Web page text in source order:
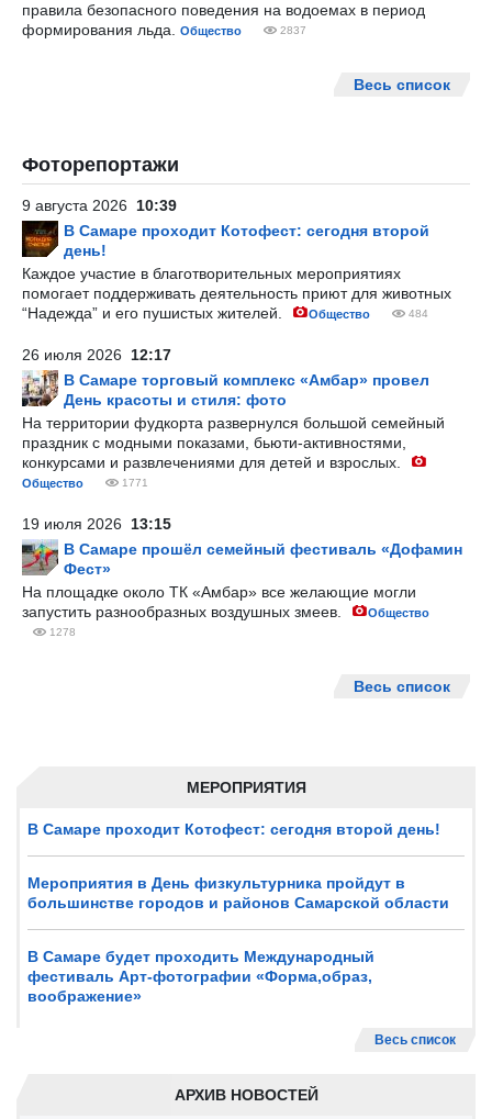
МЕРОПРИЯТИЯ
В Самаре проходит Котофест: сегодня второй день!
Мероприятия в День физкультурника пройдут в
большинстве городов и районов Самарской области
В Самаре будет проходить Международный
фестиваль Арт-фотографии «Форма,образ,
воображение»
Весь список
АРХИВ НОВОСТЕЙ
правила безопасного поведения на водоемах в период
формирования льда.
Общество 2837
Весь список
Фоторепортажи
9 августа 2026 10:39
В Самаре проходит Котофест: сегодня второй
день!
Каждое участие в благотворительных мероприятиях
помогает поддерживать деятельность приют для животных
“Надежда” и его пушистых жителей.
Общество 484
26 июля 2026 12:17
В Самаре торговый комплекс «Амбар» провел
День красоты и стиля: фото
На территории фудкорта развернулся большой семейный
праздник с модными показами, бьюти-активностями,
конкурсами и развлечениями для детей и взрослых.
Общество 1771
19 июля 2026 13:15
В Самаре прошёл семейный фестиваль «Дофамин
Фест»
На площадке около ТК «Амбар» все желающие могли
запустить разнообразных воздушных змеев.
Общество
1278
Весь список